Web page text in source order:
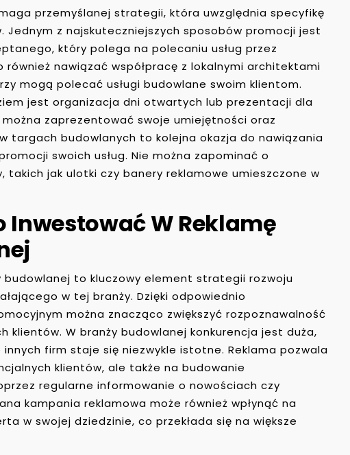
przemyślanej strategii, która uwzględnia specyfikę
Jednym z najskuteczniejszych sposobów promocji jest
który polega na polecaniu usług przez
nawiązać współpracę z lokalnymi architektami
mogą polecać usługi budowlane swoim klientom.
jest organizacja dni otwartych lub prezentacji dla
zaprezentować swoje umiejętności oraz
targach budowlanych to kolejna okazja do nawiązania
swoich usług. Nie można zapominać o
takich jak ulotki czy banery reklamowe umieszczone w
Inwestować W Reklamę
budowlanej to kluczowy element strategii rozwoju
w tej branży. Dzięki odpowiednio
można znacząco zwiększyć rozpoznawalność
klientów. W branży budowlanej konkurencja jest duża,
firm staje się niezwykle istotne. Reklama pozwala
klientów, ale także na budowanie
regularne informowanie o nowościach czy
kampania reklamowa może również wpłynąć na
w swojej dziedzinie, co przekłada się na większe